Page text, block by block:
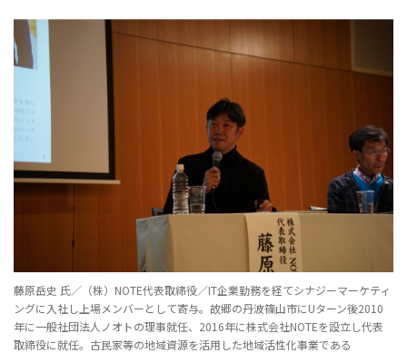
藤原岳史 氏／（株）NOTE代表取締役／IT企業勤務を経てシナジーマーケティ
ングに入社し上場メンバーとして寄与。故郷の丹波篠山市にUターン後2010
年に一般社団法人ノオトの理事就任、2016年に株式会社NOTEを設立し代表
取締役に就任。古民家等の地域資源を活用した地域活性化事業である